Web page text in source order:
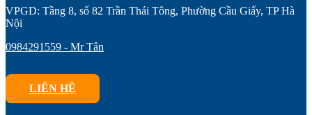
VPGD: Tầng 8, số 82 Trần Thái Tông, Phường Cầu Giấy, TP Hà
Nội
0984291559 - Mr Tân
LIÊN HỆ